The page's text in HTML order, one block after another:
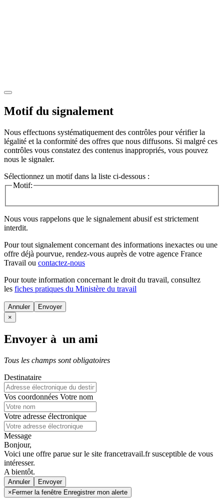
Motif du signalement
Nous effectuons systématiquement des contrôles pour vérifier la
légalité et la conformité des offres que nous diffusons. Si malgré ces
contrôles vous constatez des contenus inappropriés, vous pouvez
nous le signaler.
Sélectionnez un motif dans la liste ci-dessous :
Motif:
Nous vous rappelons que le signalement abusif est strictement
interdit.
Pour tout signalement concernant des informations inexactes ou une
offre déjà pourvue, rendez-vous auprès de votre agence France
Travail ou contactez-nous
Pour toute information concernant le droit du travail, consultez
les fiches pratiques du Ministère du travail
Annuler
×
Envoyer à un ami
Tous les champs sont obligatoires
Destinataire
Vos coordonnées Votre nom
Votre adresse électronique
Message
Bonjour,
Voici une offre parue sur le site francetravail.fr susceptible de vous
intéresser.
A bientôt.
Annuler
× Fermer la fenêtre Enregistrer mon alerte